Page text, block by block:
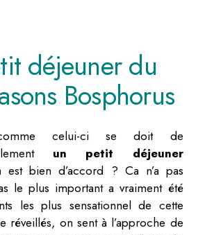
déjeuner du
Bosphorus
celui-ci se doit de
un petit déjeuner
bien d’accord ? Ca n’a pas
le plus important a vraiment été
les plus sensationnel de cette
réveillés, on sent à l’approche de